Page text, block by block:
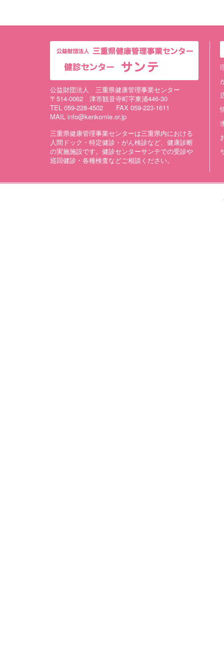
公益財団法人 三重県健康管理事業センター
〒514-0062 津市観音寺町字東浦446-30
TEL 059-228-4502 FAX 059-223-1611
MAIL info@kenkomie.or.jp
三重県健康管理事業センターは三重県内における
人間ドック・特定健診・がん検診など、健康診断
の実施施設です。健診センターサンテでの受診や
巡回健診・各種検査などご相談ください。